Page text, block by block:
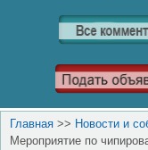
Главная >> Новости и
Мероприятие по